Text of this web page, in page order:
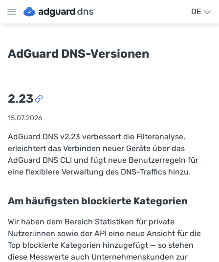
DE
AdGuard DNS-Versionen
2.23
15.07.2026
AdGuard DNS v2.23 verbessert die Filteranalyse,
erleichtert das Verbinden neuer Geräte über das
AdGuard DNS CLI und fügt neue Benutzerregeln für
eine flexiblere Verwaltung des DNS-Traffics hinzu.
Am häufigsten blockierte Kategorien
Wir haben dem Bereich Statistiken für private
Nutzer:innen sowie der API eine neue Ansicht für die
Top blockierte Kategorien hinzugefügt — so stehen
diese Messwerte auch Unternehmenskunden zur